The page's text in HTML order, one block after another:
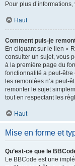
Pour plus
Haut
Comment puis-je
En cliquant sur le lien «
consulter un sujet, vous
à la première page du
fonctionnalité a peut-être
les remontées n’a peut-
remonter le sujet
tout en respectant les
Haut
Mise en forme et
Qu’est-ce que le
Le BBCode est une